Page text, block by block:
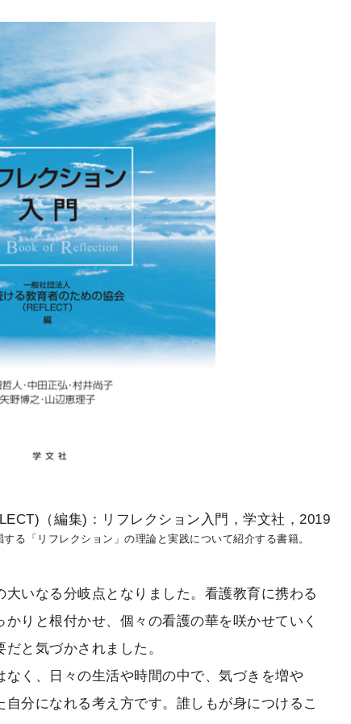
（編集)：リフレクション入門，学文社，2019
る「リフレクション」の理論と実践について紹介する書籍。
いなる分岐点となりました。看護教育に携わる
りと根付かせ、個々の看護の華を咲かせていく
と気づかされました。
く、日々の生活や時間の中で、気づきを増や
分になれる考え方です。誰しもが身につけるこ